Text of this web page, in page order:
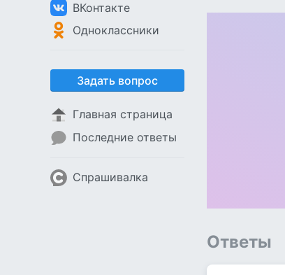
ВКонтакте
Одноклассники
Задать вопрос
Главная страница
Последние ответы
Спрашивалка
Ответы